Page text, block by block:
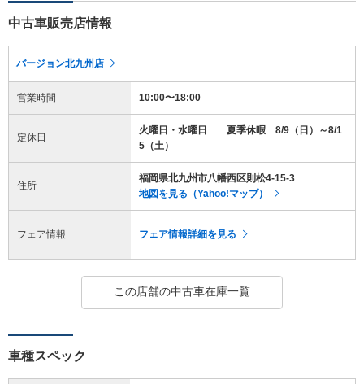
中古車販売店情報
バージョン北九州店
営業時間 10:00〜18:00
定休日
火曜日・水曜日 夏季休暇 8/9（日）～8/1
5（土）
住所
福岡県北九州市八幡西区則松4-15-3
地図を見る（Yahoo!マップ）
フェア情報 フェア情報詳細を見る
この店舗の中古車在庫一覧
車種スペック